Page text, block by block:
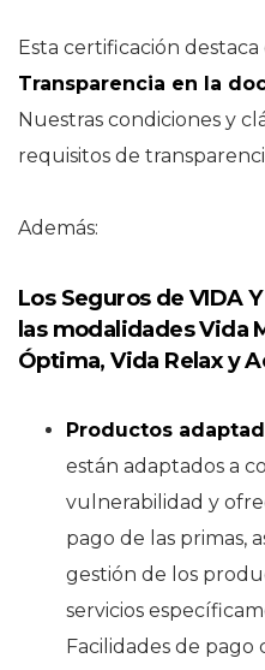
Esta certificación
Transparencia en la
Nuestras condiciones y
requisitos de
Además:
Los Seguros de VIDA Y
las modalidades Vida
Óptima, Vida Relax y
Productos
están adaptados a
vulnerabilidad y
pago de las primas,
gestión de los
servicios
Facilidades de